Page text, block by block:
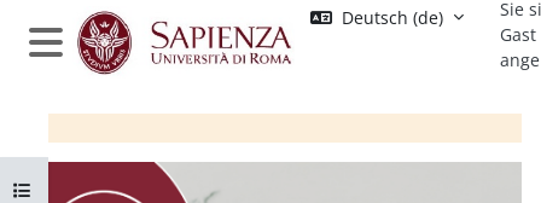
Zum Hauptinhalt
Website-Übersicht
Deutsch ‎(de)‎
Sie
Gast
Kursindex öffnen